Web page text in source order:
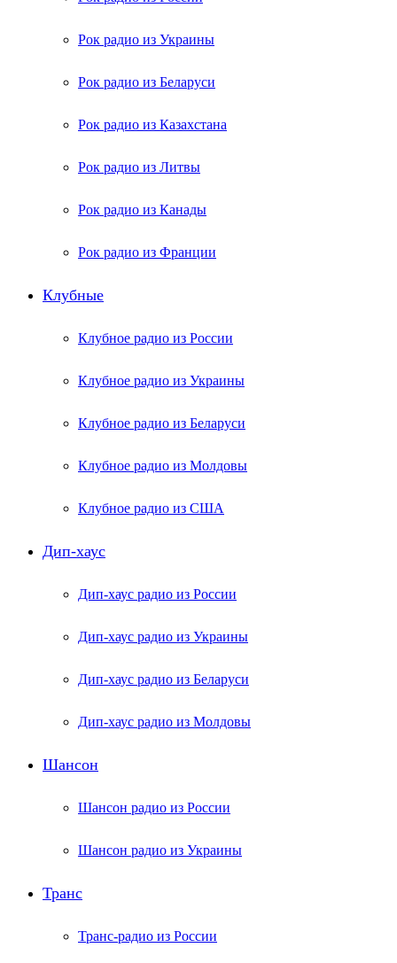
Рок радио из Украины
Рок радио из Беларуси
Рок радио из Казахстана
Рок радио из Литвы
Рок радио из Канады
Рок радио из Франции
Клубные
Клубное радио из России
Клубное радио из Украины
Клубное радио из Беларуси
Клубное радио из Молдовы
Клубное радио из США
Дип-хаус
Дип-хаус радио из России
Дип-хаус радио из Украины
Дип-хаус радио из Беларуси
Дип-хаус радио из Молдовы
Шансон
Шансон радио из России
Шансон радио из Украины
Транс
Транс-радио из России